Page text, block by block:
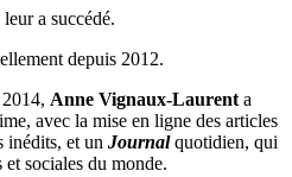
leur a succédé.
depuis 2012.
Anne Vignaux-Laurent a
avec la mise en ligne des articles
inédits, et un Journal quotidien, qui
sociales du monde.